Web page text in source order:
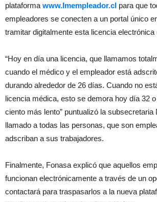
plataforma www.lmempleador.cl para que
empleadores se conecten a un portal único
tramitar digitalmente esta licencia
“Hoy en día una licencia, que llamamos
cuando el médico y el empleador está
durando alrededor de 26 días. Cuando no
licencia médica, esto se demora hoy día 32
ciento más lento” puntualizó la subsecretaria
llamado a todas las personas, que son
adscriban a sus trabajadores.
Finalmente, Fonasa explicó que aquellos
funcionan electrónicamente a través de un
contactará para traspasarlos a la nueva